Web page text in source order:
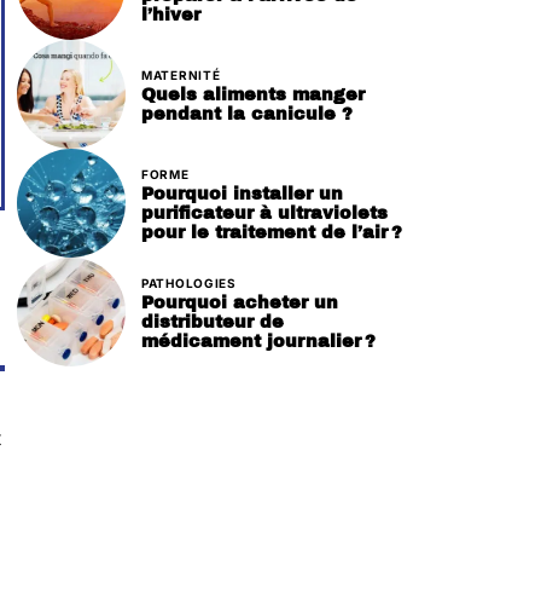
l’hiver
MATERNITÉ
Quels aliments manger
pendant la canicule ?
FORME
Pourquoi installer un
purificateur à ultraviolets
pour le traitement de l’air ?
PATHOLOGIES
Pourquoi acheter un
distributeur de
médicament journalier ?